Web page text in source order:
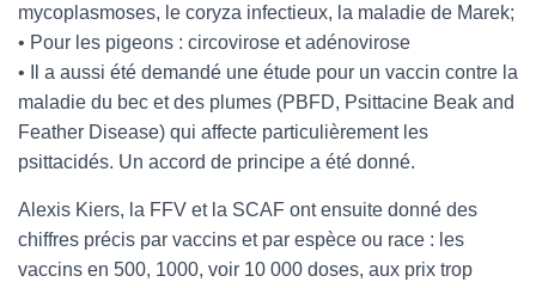
mycoplasmoses, le coryza infectieux, la maladie de Marek;
• Pour les pigeons : circovirose et adénovirose
• Il a aussi été demandé une étude pour un vaccin contre la
maladie du bec et des plumes (PBFD, Psittacine Beak and
Feather Disease) qui affecte particulièrement les
psittacidés. Un accord de principe a été donné.
Alexis Kiers, la FFV et la SCAF ont ensuite donné des
chiffres précis par vaccins et par espèce ou race : les
vaccins en 500, 1000, voir 10 000 doses, aux prix trop